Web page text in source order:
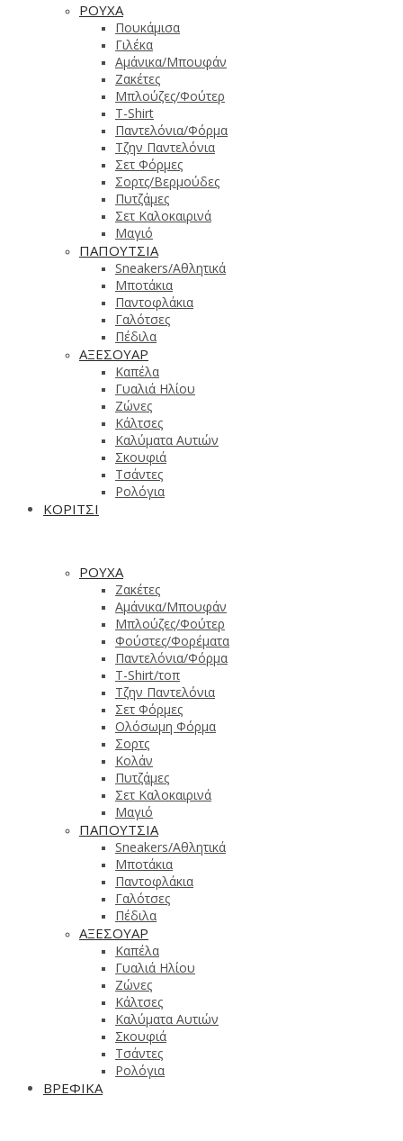
ΡΟΥΧΑ
Πουκάμισα
Γιλέκα
Αμάνικα/Μπουφάν
Ζακέτες
Μπλούζες/Φούτερ
T-Shirt
Παντελόνια/Φόρμα
Τζην Παντελόνια
Σετ Φόρμες
Σορτς/Βερμούδες
Πυτζάμες
Σετ Καλοκαιρινά
Μαγιό
ΠΑΠΟΥΤΣΙΑ
Sneakers/Aθλητικά
Μποτάκια
Παντοφλάκια
Γαλότσες
Πέδιλα
ΑΞΕΣΟΥΑΡ
Καπέλα
Γυαλιά Ηλίου
Ζώνες
Κάλτσες
Καλύματα Αυτιών
Σκουφιά
Τσάντες
Ρολόγια
ΚΟΡΙΤΣΙ
ΡΟΥΧΑ
Ζακέτες
Αμάνικα/Μπουφάν
Μπλούζες/Φούτερ
Φούστες/Φορέματα
Παντελόνια/Φόρμα
T-Shirt/τοπ
Τζην Παντελόνια
Σετ Φόρμες
Ολόσωμη Φόρμα
Σορτς
Κολάν
Πυτζάμες
Σετ Καλοκαιρινά
Μαγιό
ΠΑΠΟΥΤΣΙΑ
Sneakers/Αθλητικά
Μποτάκια
Παντοφλάκια
Γαλότσες
Πέδιλα
ΑΞΕΣΟΥΑΡ
Καπέλα
Γυαλιά Ηλίου
Ζώνες
Κάλτσες
Καλύματα Αυτιών
Σκουφιά
Τσάντες
Ρολόγια
ΒΡΕΦΙΚΑ